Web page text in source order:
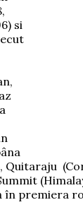
si
Quitaraju
în premiera